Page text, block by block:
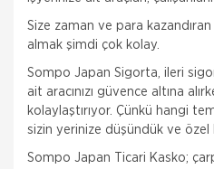
Size zaman ve para kazandıran
almak şimdi çok kolay.
Sompo Japan Sigorta, ileri
ait aracınızı güvence altına
kolaylaştırıyor. Çünkü hangi
sizin yerinize düşündük ve özel
Sompo Japan Ticari Kasko;